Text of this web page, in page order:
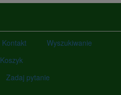
Kontakt
Wyszukiwanie
Koszyk
Zadaj pytanie